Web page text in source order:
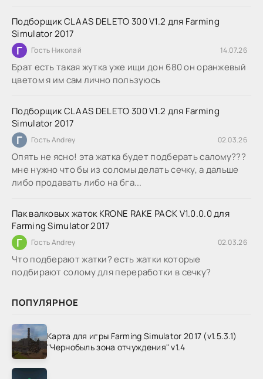
Подборщик CLAAS DELETO 300 V1.2 для Farming
Simulator 2017
Г Гость Николай 14.07.26
Брат есть такая жутка уже ищи дон 680 он оранжевый
цветом я им сам лично пользуюсь
Подборщик CLAAS DELETO 300 V1.2 для Farming
Simulator 2017
Г Гость Andrey 02.03.26
Опять не ясно! эта жатка будет подберать салому???
мне нужно что бы из соломы делать сечку, а дальше
либо продавать либо на бга...
Пак валковых жаток KRONE RAKE PACK V1.0.0.0 для
Farming Simulator 2017
Г Гость Andrey 02.03.26
Что подберают жатки? есть жатки которые
подбирают солому для переработки в сечку?
ПОПУЛЯРНОЕ
Карта для игры Farming Simulator 2017 (v1.5.3.1)
"Чернобыль зона отчуждения" v1.4